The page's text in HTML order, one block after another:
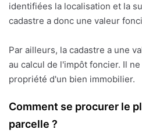
identifiées la localisation et la
cadastre a donc une valeur
Par ailleurs, la cadastre a une
au calcul de l'impôt foncier. Il
propriété d'un bien immobilier.
Comment se procurer le
parcelle ?